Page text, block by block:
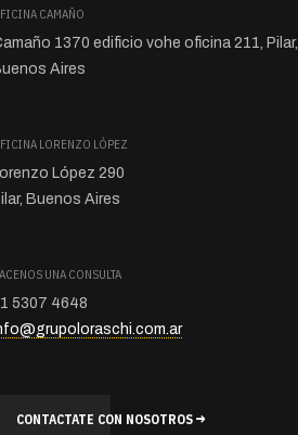
CAMAÑO
1370 edificio vohe oficina 211, Pilar,
Aires
LORENZO LÓPEZ
López 290
Buenos Aires
UNA CONSULTA
5307 4648
CONTACTATE CON NOSOTROS